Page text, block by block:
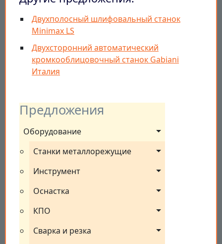
Предложения
Оборудование
Станки металлорежущие
Инструмент
Оснастка
КПО
Сварка и резка
Двухполосный шлифовальный станок
Minimax LS
Двухсторонний автоматический
кромкооблицовочный станок Gabiani
Италия